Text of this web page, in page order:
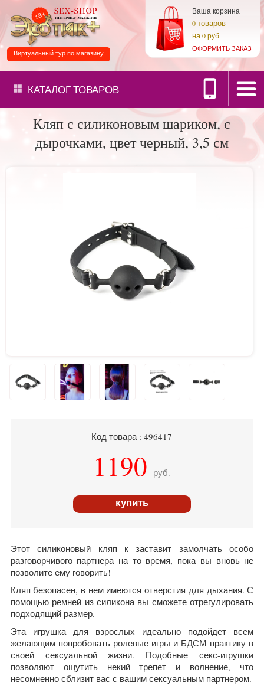
Ваша корзина
0товаров
на0 руб.
ОФОРМИТЬ ЗАКАЗ
Виртуальный тур по магазину
КАТАЛОГТОВАРОВ
Кляп с силиконовым шариком, с
дырочками, цвет черный, 3,5 см
Код товара : 496417
1190 руб.
купить
Этот силиконовый кляп к заставит замолчать особо
разговорчивого партнера на то время, пока вы вновь не
позволите ему говорить!
Кляп безопасен, в нем имеются отверстия для дыхания. С
помощью ремней из силикона вы сможете отрегулировать
подходящий размер.
Эта игрушка для взрослых идеально подойдет всем
желающим попробовать ролевые игры и БДСМ практику в
своей сексуальной жизни. Подобные секс-игрушки
позволяют ощутить некий трепет и волнение, что
несомненно сблизит вас с вашим сексуальным партнером.